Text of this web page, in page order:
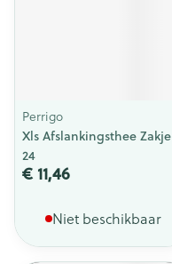
Perrigo
Xls Afslankingsthee Zakje
24
€ 11,46
Niet beschikbaar